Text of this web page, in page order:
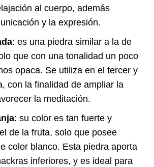
al cuerpo, además
y la expresión.
: es una piedra similar a la de
que con una tonalidad un poco
opaca. Se utiliza en el tercer y
con la finalidad de ampliar la
la meditación.
: su color es tan fuerte y
de la fruta, solo que posee
color blanco. Esta piedra aporta
inferiores, y es ideal para